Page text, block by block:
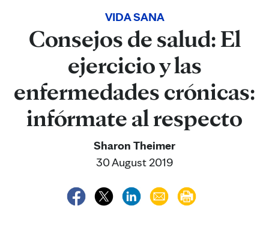
VIDA SANA
Consejos de salud: El
ejercicio y las
enfermedades crónicas:
infórmate al respecto
Sharon Theimer
30 August 2019